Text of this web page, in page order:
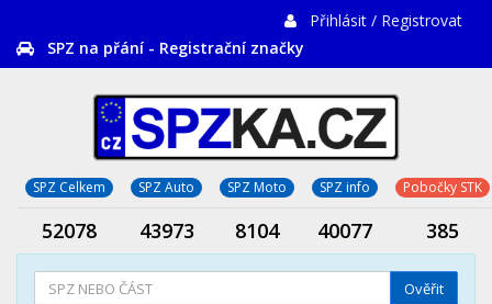
Přihlásit / Registrovat
SPZ na přání - Registrační značky
SPZ Celkem SPZ Auto SPZ Moto SPZ info Pobočky STK
52078 43973 8104 40077 385
Ověřit